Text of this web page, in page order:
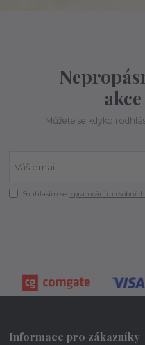
Můžete se kdykoli
Souhlasím se zpracováním
Informace pro zákazníky